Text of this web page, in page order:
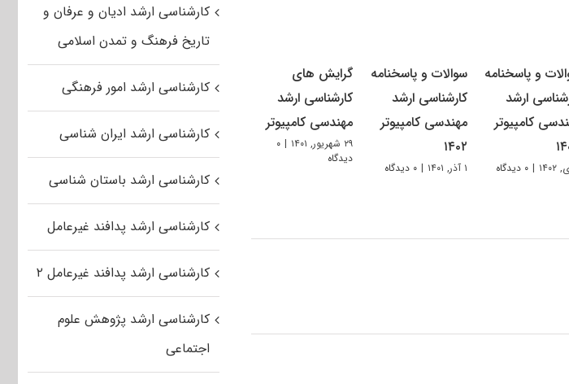
و پاسخنامه
ارشد
کامپیوتر
| ۰ دیدگاه
سوالات و پاسخنامه
کارشناسی ارشد
مهندسی کامپیوتر
۱۴۰۲
۱ آذر, ۱۴۰۱ | ۰ دیدگاه
گرایش های
کارشناسی ارشد
مهندسی کامپیوتر
۲۹ شهریور, ۱۴۰۱ | ۰
دیدگاه
کارشناسی ارشد ادیان و عرفان و
تاریخ فرهنگ و تمدن اسلامی
کارشناسی ارشد امور فرهنگی
کارشناسی ارشد ایران شناسی
کارشناسی ارشد باستان شناسی
کارشناسی ارشد پدافند غیرعامل
کارشناسی ارشد پدافند غیرعامل ۲
کارشناسی ارشد پژوهش علوم
اجتماعی